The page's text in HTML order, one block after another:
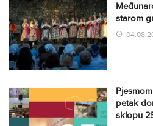
starom
petak
sklopu